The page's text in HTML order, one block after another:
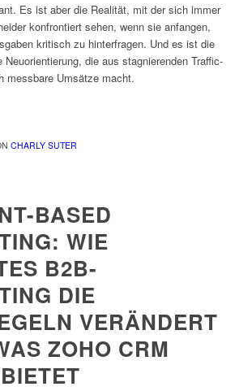
Es ist aber die Realität, mit der sich immer
konfrontiert sehen, wenn sie anfangen,
kritisch zu hinterfragen. Und es ist die
Neuorientierung, die aus stagnierenden Traffic-
messbare Umsätze macht.
CHARLY SUTER
BASED
WIE
B2B-
DIE
VERÄNDERT
ZOHO CRM